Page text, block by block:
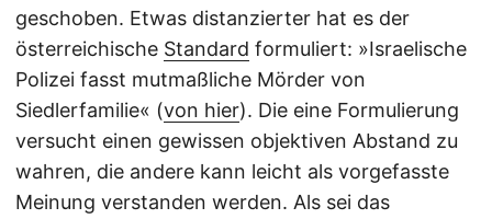
geschoben. Etwas distanzierter hat es der
österreichische Standard formuliert: »Israelische
Polizei fasst mutmaßliche Mörder von
Siedlerfamilie« (von hier). Die eine Formulierung
versucht einen gewissen objektiven Abstand zu
wahren, die andere kann leicht als vorgefasste
Meinung verstanden werden. Als sei das